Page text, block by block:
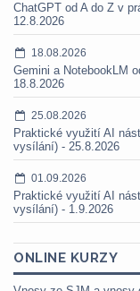
ChatGPT od A do Z v
12.8.2026
18.08.2026
Gemini a NotebookLM
18.8.2026
25.08.2026
Praktické využití AI
vysílání) - 25.8.2026
01.09.2026
Praktické využití AI
vysílání) - 1.9.2026
ONLINE KURZY